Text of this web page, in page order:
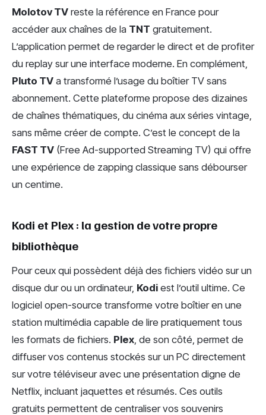
Molotov TV reste la référence en France pour
accéder aux chaînes de la TNT gratuitement.
L’application permet de regarder le direct et de profiter
du replay sur une interface moderne. En complément,
Pluto TV a transformé l’usage du boîtier TV sans
abonnement. Cette plateforme propose des dizaines
de chaînes thématiques, du cinéma aux séries vintage,
sans même créer de compte. C’est le concept de la
FAST TV (Free Ad-supported Streaming TV) qui offre
une expérience de zapping classique sans débourser
un centime.
Kodi et Plex : la gestion de votre propre
bibliothèque
Pour ceux qui possèdent déjà des fichiers vidéo sur un
disque dur ou un ordinateur, Kodi est l’outil ultime. Ce
logiciel open-source transforme votre boîtier en une
station multimédia capable de lire pratiquement tous
les formats de fichiers. Plex, de son côté, permet de
diffuser vos contenus stockés sur un PC directement
sur votre téléviseur avec une présentation digne de
Netflix, incluant jaquettes et résumés. Ces outils
gratuits permettent de centraliser vos souvenirs